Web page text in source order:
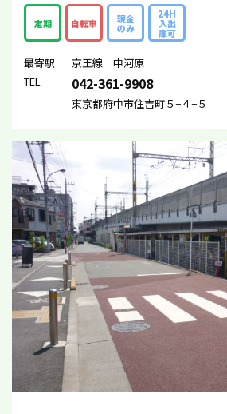
定期 自転車 現金
のみ
24H
入出
庫可
最寄駅
京王線 中河原
TEL
042-361-9908
東京都府中市住吉町５−４−５